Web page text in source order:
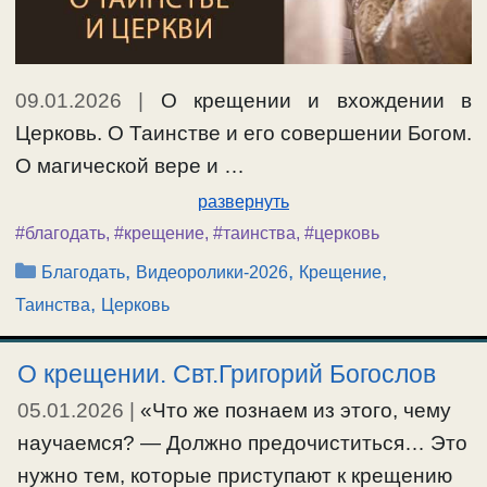
09.01.2026 | О крещении и вхождении в
Церковь. О Таинстве и его совершении Богом.
О магической вере и …
развернуть
#благодать, #крещение, #таинства, #церковь
Рубрики
Благодать, Видеоролики-2026, Крещение,
Таинства, Церковь
О крещении. Свт.Григорий Богослов
05.01.2026
«Что же познаем из этого, чему
научаемся? — Должно предочиститься… Это
нужно тем, которые приступают к крещению